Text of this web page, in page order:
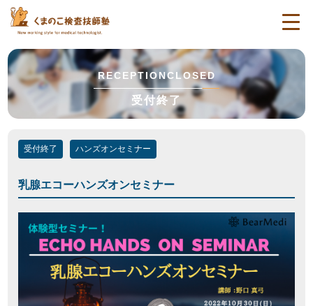
RECEPTIONCLOSED
受付終了
受付終了 ハンズオンセミナー
乳腺エコーハンズオンセミナー